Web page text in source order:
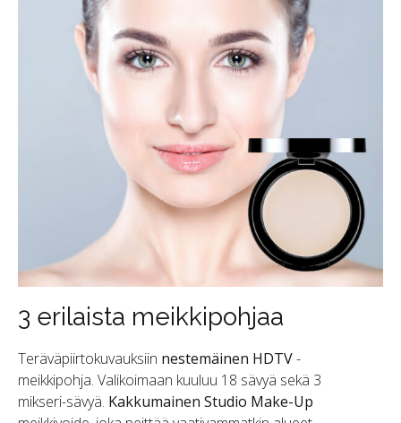
3 erilaista meikkipohjaa
Teräväpiirtokuvauksiin nestemäinen HDTV-
meikkipohja. Valikoimaan kuuluu 18 sävyä sekä 3
mikseri-sävyä. Kakkumainen Studio Make-Up